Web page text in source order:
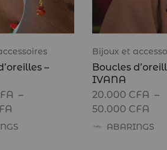
–
–
Bijoux et
Boucles
IVANA
20.000 CFA –
50.000 CFA
ABARINGS